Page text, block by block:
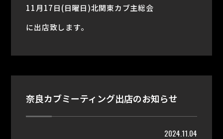
11月17日(日曜日)北関東カブ主総会
に出店致します。
奈良カブミーティング出店のお知らせ
2024.11.04